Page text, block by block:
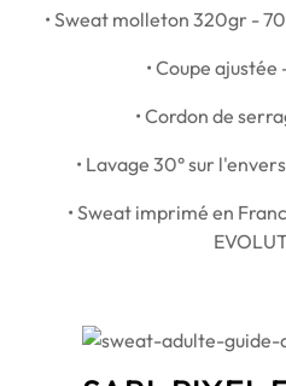
• Sweat molleton 320gr -
• Coupe ajustée
• Cordon de
• Lavage 30° sur
• Sweat imprimé en